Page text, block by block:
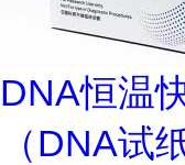
DNA恒温
（DNA试